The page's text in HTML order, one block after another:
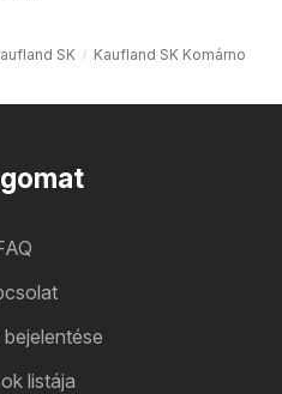
SK Kaufland SK Komárno
listája